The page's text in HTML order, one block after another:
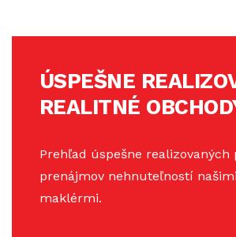
ÚSPEŠNE
REALITNÉ
Prehľad úspešne realizovaných
prenájmov nehnuteľností
maklérmi.